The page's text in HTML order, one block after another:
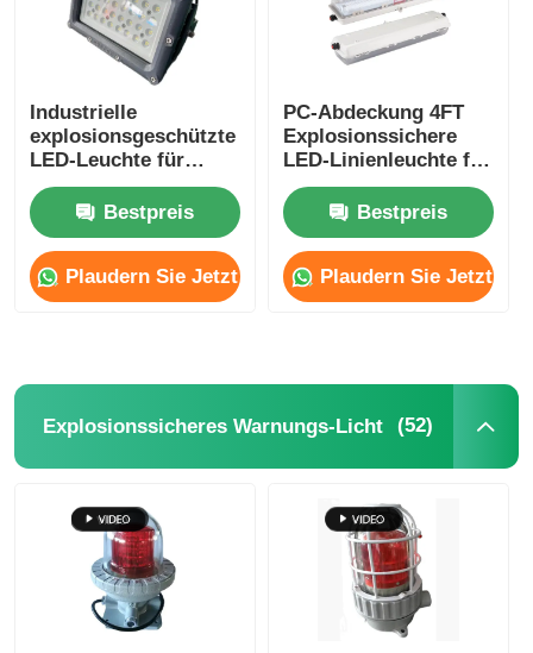
Industrielle
explosionsgeschützte
LED-Leuchte für
explosionsgefährdete
Bereiche Zone 1 Zone
2
Bestpreis
Plaudern Sie Jetzt
PC-Abdeckung 4FT
Explosionssichere
LED-Linienleuchte für
Zone 1 Gefährliche
BereicheBestpreis
Plaudern Sie Jetzt
Explosionssicheres Warnungs-Licht (52)